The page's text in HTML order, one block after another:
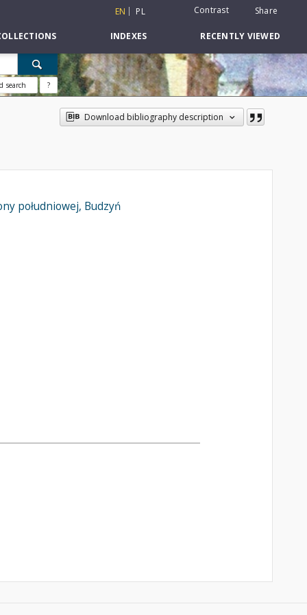
EN PL Contrast Share
INDEXES RECENTLY VIEWED
search ?
Download bibliography description
południowej, Budzyń